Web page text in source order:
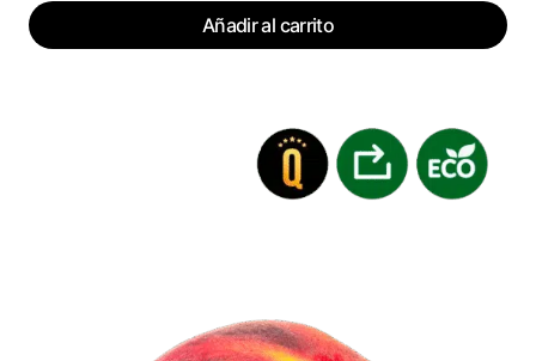
Añadir al carrito